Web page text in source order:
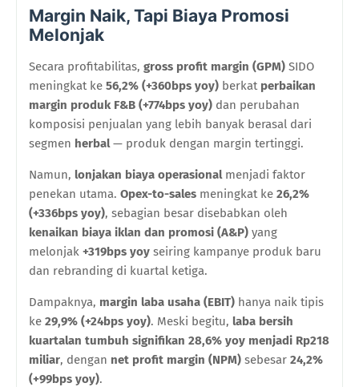
Margin Naik, Tapi Biaya Promosi
Melonjak
Secara profitabilitas, gross profit margin (GPM) SIDO
meningkat ke 56,2% (+360bps yoy) berkat perbaikan
margin produk F&B (+774bps yoy) dan perubahan
komposisi penjualan yang lebih banyak berasal dari
segmen herbal— produk dengan margin tertinggi.
Namun, lonjakan biaya operasionalmenjadi faktor
penekan utama. Opex-to-sales meningkat ke 26,2%
(+336bps yoy), sebagian besar disebabkan oleh
kenaikan biaya iklan dan promosi (A&P) yang
melonjak +319bps yoy seiring kampanye produk baru
dan rebranding di kuartal ketiga.
Dampaknya, margin laba usaha (EBIT) hanya naik tipis
ke 29,9% (+24bps yoy). Meski begitu, laba bersih
kuartalan tumbuh signifikan 28,6% yoy menjadi Rp218
miliar, dengan net profit margin (NPM) sebesar 24,2%
(+99bps yoy).